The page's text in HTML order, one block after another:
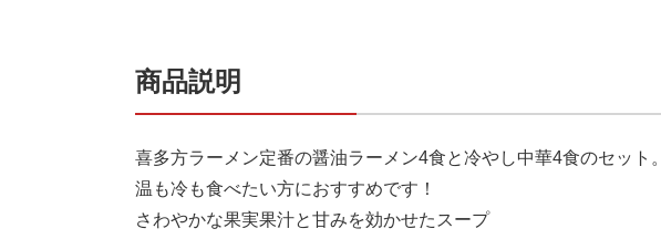
商品説明
喜多方ラーメン定番の醤油ラーメン4食と冷やし中華4食のセット。
温も冷も食べたい方におすすめです！
さわやかな果実果汁と甘みを効かせたスープ